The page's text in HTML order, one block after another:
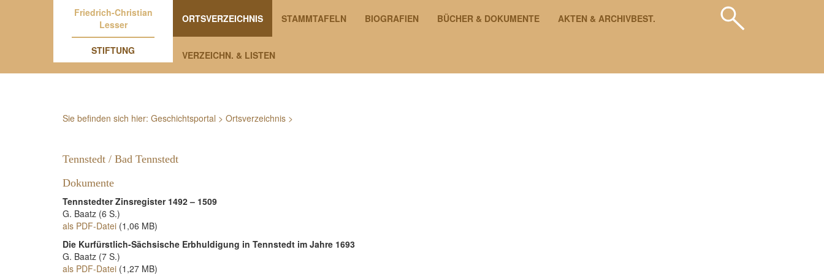
Friedrich-Christian
Lesser
STIFTUNG
ORTSVERZEICHNIS STAMMTAFELN BIOGRAFIEN BÜCHER & DOKUMENTE AKTEN & ARCHIVBEST.
VERZEICHN. & LISTEN
Sie befinden sich hier: Geschichtsportal > Ortsverzeichnis >
Tennstedt / Bad Tennstedt
Dokumente
Tennstedter Zinsregister 1492 – 1509
G. Baatz (6 S.)
als PDF-Datei (1,06 MB)
Die Kurfürstlich-Sächsische Erbhuldigung in Tennstedt im Jahre 1693
G. Baatz (7 S.)
als PDF-Datei (1,27 MB)